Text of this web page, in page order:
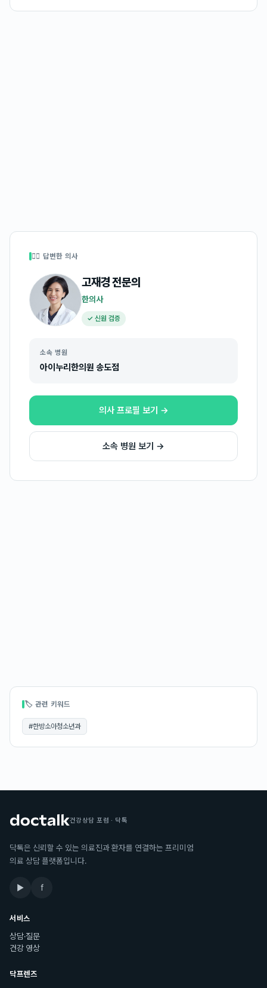
👩‍⚕️ 답변한 의사
고재경전문의
한의사
✓ 신원 검증
소속 병원
아이누리한의원 송도점
의사 프로필 보기 →
소속 병원 보기 →
🏷 관련 키워드
#한방소아청소년과
건강상담 포럼 · 닥톡
닥톡은 신뢰할 수 있는 의료진과 환자를 연결하는 프리미엄
의료 상담 플랫폼입니다.
▶ f
서비스
상담·질문
건강 영상
닥프렌즈